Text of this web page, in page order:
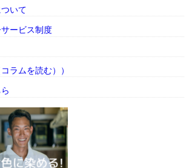
いて
ービス制度
ラムを読む））